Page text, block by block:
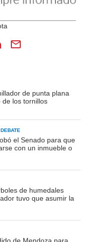
de punta plana
de los tornillos
el Senado para que
con un inmueble o
de humedales
tuvo que asumir la